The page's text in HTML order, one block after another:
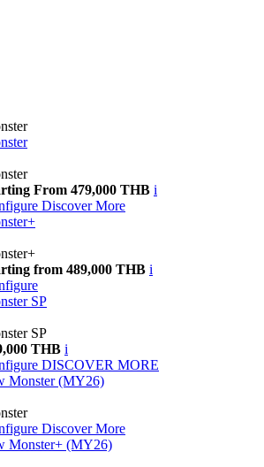
From 479,000 THB i
Discover More
from 489,000 THB i
SP
SP
THB i
DISCOVER MORE
Monster (MY26)
Discover More
Monster+ (MY26)